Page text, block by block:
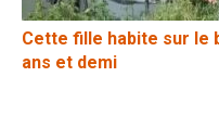
Cette fille habite sur le
ans et demi